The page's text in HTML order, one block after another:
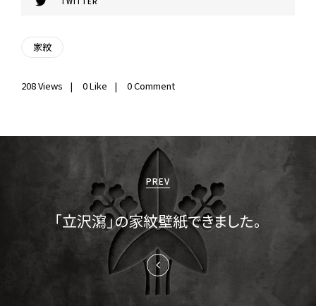
家紋
208Views 0Like 0 Comment
PREV
「立沢瀉」の家紋壁紙できました。